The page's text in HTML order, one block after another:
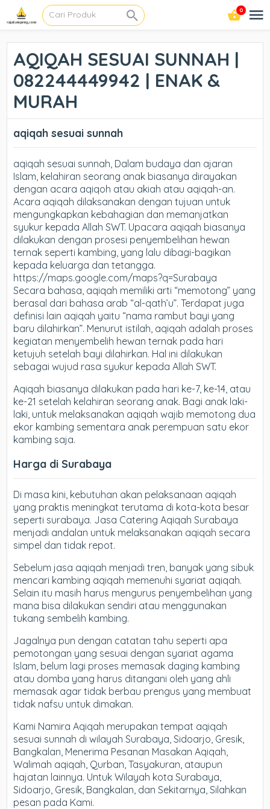
0
AQIQAH SESUAI SUNNAH |
082244449942 | ENAK &
MURAH
aqiqah sesuai sunnah
aqiqah sesuai sunnah, Dalam budaya dan ajaran
Islam, kelahiran seorang anak biasanya dirayakan
dengan acara aqiqoh atau akiah atau aqiqah-an.
Acara aqiqah dilaksanakan dengan tujuan untuk
mengungkapkan kebahagian dan memanjatkan
syukur kepada Allah SWT. Upacara aqiqah biasanya
dilakukan dengan prosesi penyembelihan hewan
ternak seperti kambing, yang lalu dibagi-bagikan
kepada keluarga dan tetangga.
https://maps.google.com/maps?q=Surabaya
Secara bahasa, aqiqah memiliki arti “memotong” yang
berasal dari bahasa arab “al-qath’u”. Terdapat juga
definisi lain aqiqah yaitu “nama rambut bayi yang
baru dilahirkan”. Menurut istilah, aqiqah adalah proses
kegiatan menyembelih hewan ternak pada hari
ketujuh setelah bayi dilahirkan. Hal ini dilakukan
sebagai wujud rasa syukur kepada Allah SWT.
Aqiqah biasanya dilakukan pada hari ke-7, ke-14, atau
ke-21 setelah kelahiran seorang anak. Bagi anak laki-
laki, untuk melaksanakan aqiqah wajib memotong dua
ekor kambing sementara anak perempuan satu ekor
kambing saja.
Harga di Surabaya
Di masa kini, kebutuhan akan pelaksanaan aqiqah
yang praktis meningkat terutama di kota-kota besar
seperti surabaya. Jasa Catering Aqiqah Surabaya
menjadi andalan untuk melaksanakan aqiqah secara
simpel dan tidak repot.
Sebelum jasa aqiqah menjadi tren, banyak yang sibuk
mencari kambing aqiqah memenuhi syariat aqiqah.
Selain itu masih harus mengurus penyembelihan yang
mana bisa dilakukan sendiri atau menggunakan
tukang sembelih kambing.
Jagalnya pun dengan catatan tahu seperti apa
pemotongan yang sesuai dengan syariat agama
Islam, belum lagi proses memasak daging kambing
atau domba yang harus ditangani oleh yang ahli
memasak agar tidak berbau prengus yang membuat
tidak nafsu untuk dimakan.
Kami Namira Aqiqah merupakan tempat aqiqah
sesuai sunnah di wilayah Surabaya, Sidoarjo, Gresik,
Bangkalan, Menerima Pesanan Masakan Aqiqah,
Walimah aqiqah, Qurban, Tasyakuran, ataupun
hajatan lainnya. Untuk Wilayah kota Surabaya,
Sidoarjo, Gresik, Bangkalan, dan Sekitarnya, Silahkan
pesan pada Kami.